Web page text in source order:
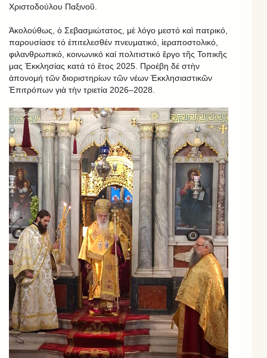
Χριστοδούλου Παξινοῦ.
Ἀκολούθως, ὁ Σεβασμιώτατος, μὲ λόγο μεστό καὶ πατρικό,
παρουσίασε τό ἐπιτελεσθέν πνευματικό, ἱεραποστολικό,
φιλανθρωπικό, κοινωνικό καί πολιτιστικό ἔργο τῆς Τοπικῆς
μας Ἐκκλησίας κατά τό ἔτος 2025. Προέβη δέ στὴν
ἀπονομή τῶν διοριστηρίων τῶν νέων Ἐκκλησιαστικῶν
Ἐπιτρόπων γιὰ τὴν τριετία 2026–2028.